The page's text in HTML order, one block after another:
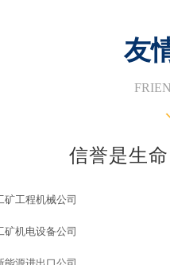
友
信誉是生
矿工程机械公司
矿机电设备公司